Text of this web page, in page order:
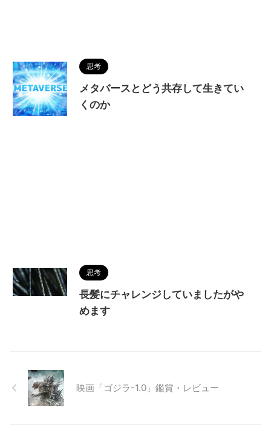
思考
メタバースとどう共存して生きてい
くのか
思考
長髪にチャレンジしていましたがや
めます
映画「ゴジラ-1.0」鑑賞・レビュー